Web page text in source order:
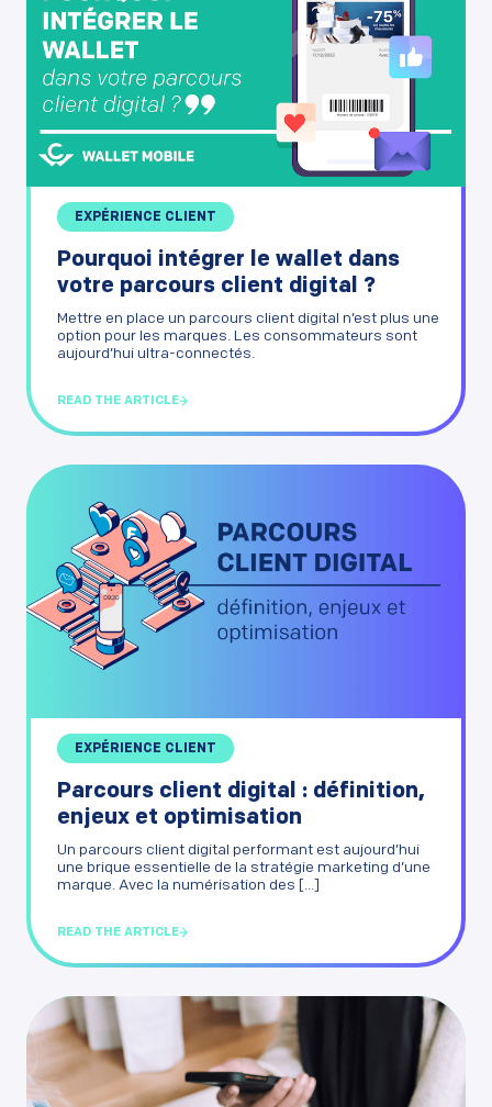
EXPÉRIENCE CLIENT
Pourquoi intégrer le wallet dans
votre parcours client digital ?
Mettre en place un parcours client digital n’est plus une
option pour les marques. Les consommateurs sont
aujourd’hui ultra-connectés.
READ THE ARTICLE
EXPÉRIENCE CLIENT
Parcours client digital : définition,
enjeux et optimisation
Un parcours client digital performant est aujourd’hui
une brique essentielle de la stratégie marketing d’une
marque. Avec la numérisation des [...]
READ THE ARTICLE